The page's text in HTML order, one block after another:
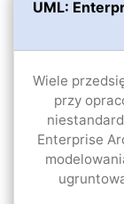
UML:
Wiele
przy
Enterprise